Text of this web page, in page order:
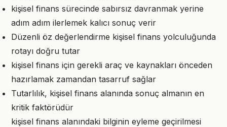
kişisel finans sürecinde sabırsız davranmak yerine
adım adım ilerlemek kalıcı sonuç verir
Düzenli öz değerlendirme kişisel finans yolculuğunda
rotayı doğru tutar
kişisel finans için gerekli araç ve kaynakları önceden
hazırlamak zamandan tasarruf sağlar
Tutarlılık, kişisel finans alanında sonuç almanın en
kritik faktörüdür
kişisel finans alanındaki bilginin eyleme geçirilmesi